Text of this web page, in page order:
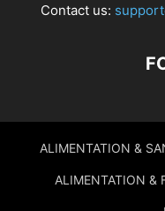
Contact us:
ALIMENTATION &
ALIMENTATION &